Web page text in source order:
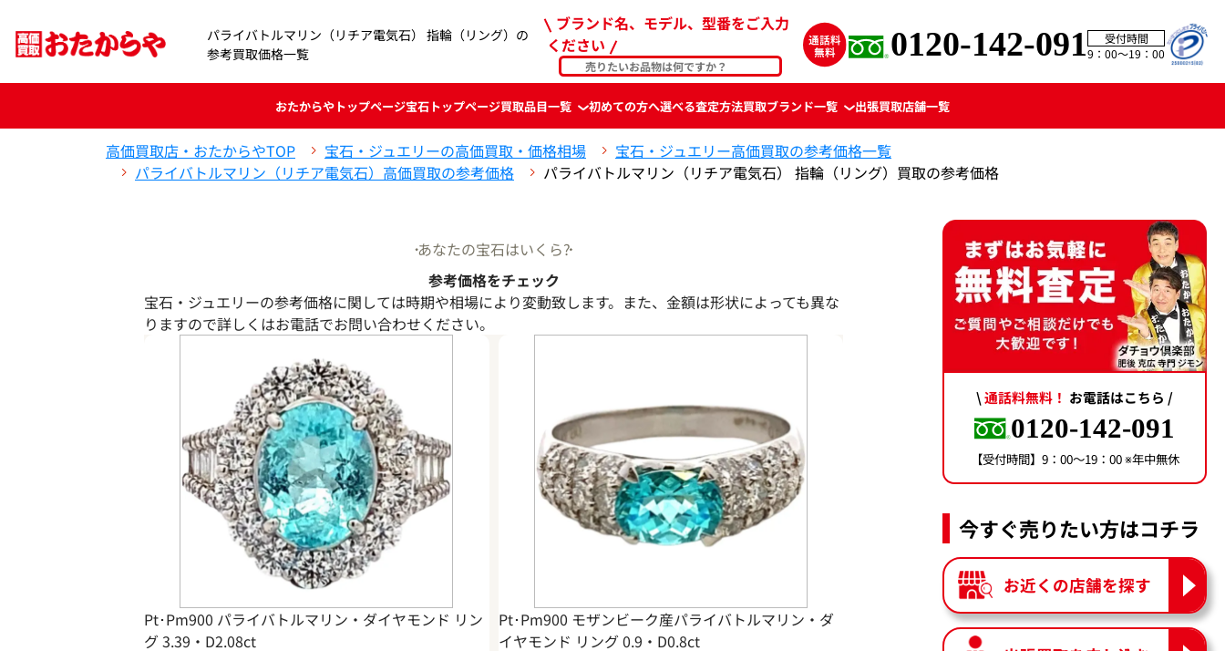
パライバトルマリン（リチア電気石） 指輪（リング）の
参考買取価格一覧
ブランド名、モデル、型番をご入力
ください
0120-142-091
受付時間
9：00〜19：00
おたからやトップページ宝石トップページ買取品目一覧 初めての方へ選べる査定方法買取ブランド一覧 出張買取店舗一覧
高価買取店・おたからやTOP 宝石・ジュエリーの高価買取・価格相場
宝石・ジュエリー高価買取の参考価格一覧
パライバトルマリン（リチア電気石）高価買取の参考価格
パライバトルマリン（リチア電気石） 指輪（リング）買取の参考価格
あなたの宝石はいくら?
参考価格をチェック
宝石・ジュエリーの参考価格に関しては時期や相場により変動致します。また、金額は形状によっても異な
りますので詳しくはお電話でお問い合わせください。
Pt･Pm900 パライバトルマリン・ダイヤモンド リン
グ 3.39・D2.08ct
Pt･Pm900 モザンビーク産パライバトルマリン・ダ
イヤモンド リング 0.9・D0.8ct
\通話料無料！ お電話はこちら /
0120-142-091
【受付時間】9：00〜19：00 ※年中無休
今すぐ売りたい方はコチラ
お近くの店舗を探す